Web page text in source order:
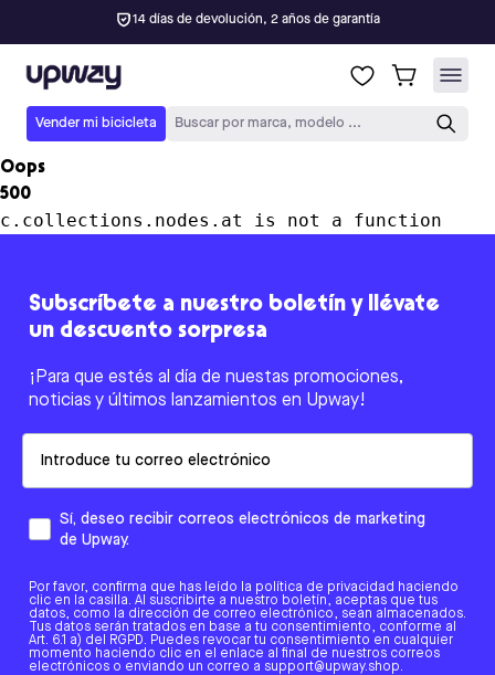
14 días de devolución, 2 años de garantía
Upway
Vender mi bicicleta Buscar por marca, modelo ...
Oops
500
c.collections.nodes.at is not a function
Subscríbete a nuestro boletín y llévate
un descuento sorpresa
¡Para que estés al día de nuestas promociones,
noticias y últimos lanzamientos en Upway!
Sí, deseo recibir correos electrónicos de marketing
de Upway.
Por favor, confirma que has leído la política de privacidad haciendo
clic en la casilla. Al suscribirte a nuestro boletín, aceptas que tus
datos, como la dirección de correo electrónico, sean almacenados.
Tus datos serán tratados en base a tu consentimiento, conforme al
Art. 6.1 a) del RGPD. Puedes revocar tu consentimiento en cualquier
momento haciendo clic en el enlace al final de nuestros correos
electrónicos o enviando un correo a support@upway.shop.